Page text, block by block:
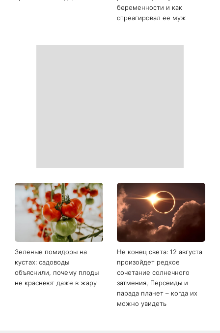
«Все хуже и хуже»: Надя
Дорофеева рассказала о
проблемах со здоровьем
«Это был сюрприз»:
Соломия Витвицкая
рассказала, как узнала о
беременности и как
отреагировал ее муж